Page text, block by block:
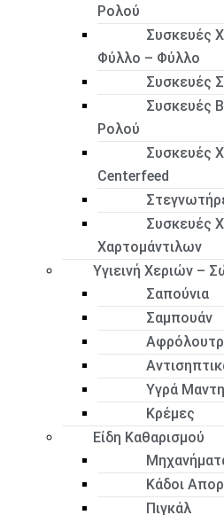
Ρολού
Συσκευές
Φύλλο – Φύλλο
Συσκευές
Συσκευές
Ρολού
Συσκευές
Centerfeed
Συσκευές
Χαρτομάντιλων
Υγιεινή Χεριών –
Σαπούνια
Σαμπουάν
Υγρά
Κρέμες
Είδη Καθαρισμού
Κάδοι
Πιγκάλ